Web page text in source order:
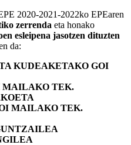
2020-2021-2022ko EPEaren
zerrenda eta honako
esleipena jasotzen dituzten
da:
KUDEAKETAKO GOI
MAILAKO TEK.
MAILAKO TEK.